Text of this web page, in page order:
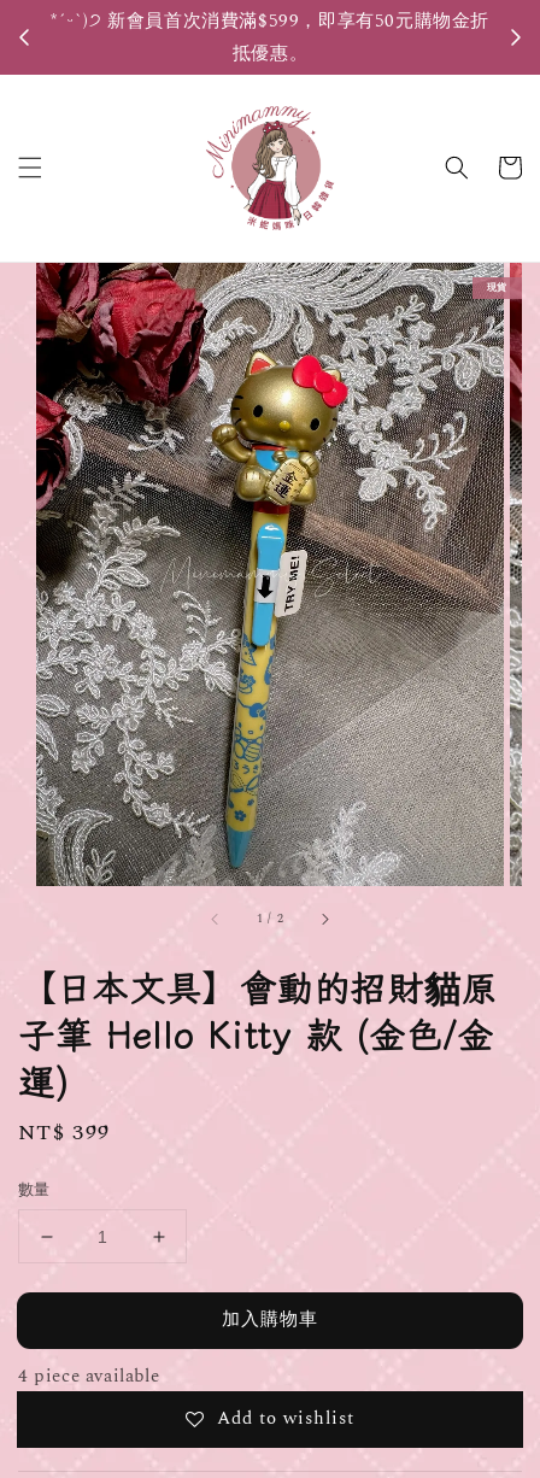
*ˊᵕˋ)੭ 新會員首次消費滿$599，即享有50元購物金折
抵優惠。
1 / 2
現貨
【日本文具】會動的招財貓原
子筆 Hello Kitty 款 (金色/金
運)
Regular
NT$ 399
數量
加入購物車
4 piece available
Add to wishlist